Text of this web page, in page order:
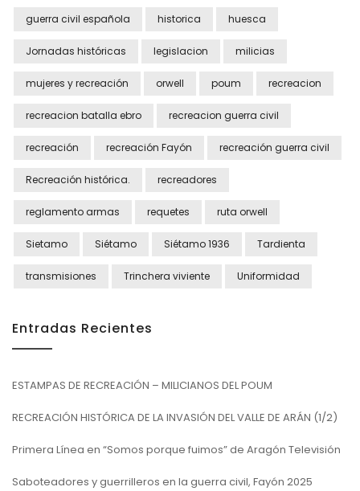
guerra civil española historica huesca
Jornadas históricas legislacion milicias
mujeres y recreación orwell poum recreacion
recreacion batalla ebro recreacion guerra civil
recreación recreación Fayón recreación guerra civil
Recreación histórica. recreadores
reglamento armas requetes ruta orwell
Sietamo Siétamo Siétamo 1936 Tardienta
transmisiones Trinchera viviente Uniformidad
Entradas Recientes
ESTAMPAS DE RECREACIÓN – MILICIANOS DEL POUM
RECREACIÓN HISTÓRICA DE LA INVASIÓN DEL VALLE DE ARÁN (1/2)
Primera Línea en “Somos porque fuimos” de Aragón Televisión
Saboteadores y guerrilleros en la guerra civil, Fayón 2025